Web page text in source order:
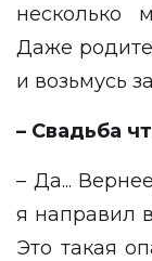
несколько
Даже
и возьмусь
– Свадьба
– Да...
я направил
Это такая